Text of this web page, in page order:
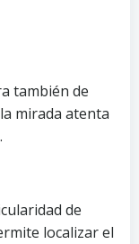
también de
mirada atenta
de
localizar el